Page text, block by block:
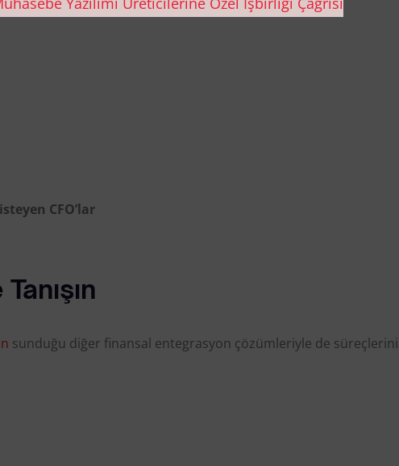
CFO’lar
sunduğu diğer finansal entegrasyon çözümleriyle de